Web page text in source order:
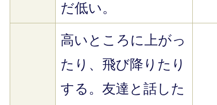
だ低い。
高いところに上がっ
たり、飛び降りたり
する。友達と話した